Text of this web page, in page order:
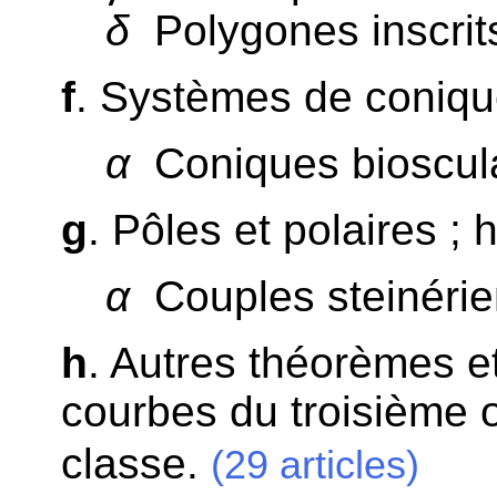
δ Polygones
f. Systèmes de
αConiques
g. Pôles et polaires ;
αCouples
h. Autres théorèmes
courbes du troisième
classe. (29 articles)